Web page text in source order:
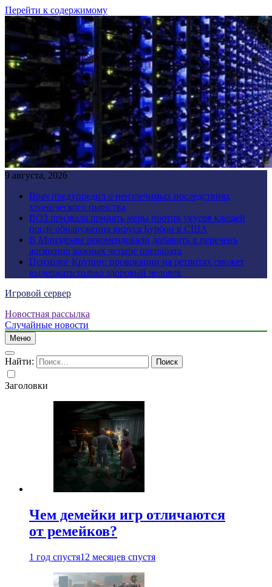
Перейти к содержимому
9 августа, 2026
Врач предупредил о неизлечимых последствиях
хронического пьянства
ВОЗ призвала принять меры против укусов клещей
после обнаружения вируса Бурбон в США
В Минздраве рекомендовали добавить в перечень
жизненно важных четыре препарата
Психолог Крупин: провокации на ретритах сможет
выдержать только здоровый человек
Игровой сервер
Новостная рассылка
Случайные новости
Меню
Найти:
Заголовки
Чем демейки игр отличаются
от ремейков?
1 год спустя12 месяцев спустя